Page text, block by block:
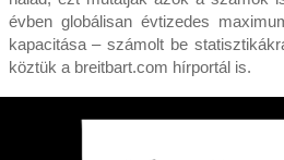
évben globálisan évtizedes
kapacitása – számolt be
köztük a breitbart.com hírportál is.